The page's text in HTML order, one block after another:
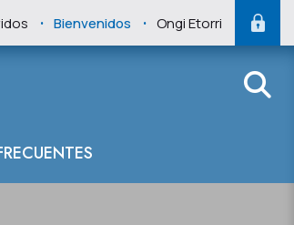
. Bienvenidos . Ongi Etorri